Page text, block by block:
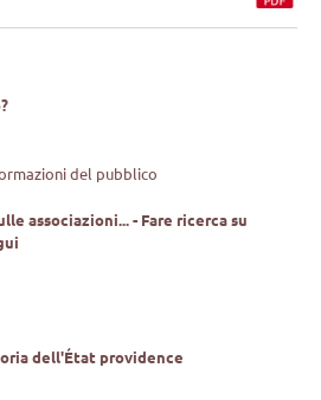
del pubblico
associazioni... - Fare ricerca su
dell'État providence